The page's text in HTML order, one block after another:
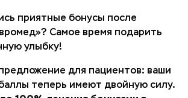
приятные бонусы после
Самое время подарить
улыбку!
для пациентов: ваши
теперь имеют двойную силу.